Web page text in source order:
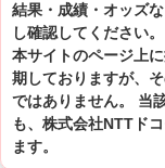
結果・成績・オッズ
し確認してください。
本サイトのページ上
期しておりますが、
ではありません。 当
も、株式会社NTTド
ます。